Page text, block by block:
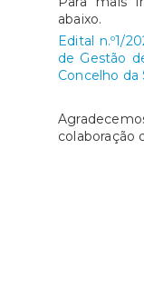
abaixo.
Edital n.º1/
de Gestão
Concelho da
colaboração